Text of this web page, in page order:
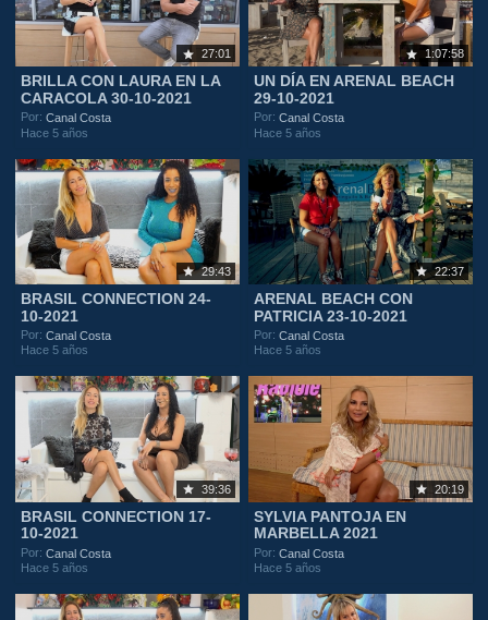
27:01
BRILLA CON LAURA EN LA
CARACOLA 30-10-2021
Por:Canal Costa
Hace 5 años
1:07:58
UN DÍA EN ARENAL BEACH
29-10-2021
Por:Canal Costa
Hace 5 años
29:43
BRASIL CONNECTION 24-
10-2021
Por:Canal Costa
Hace 5 años
22:37
ARENAL BEACH CON
PATRICIA 23-10-2021
Por:Canal Costa
Hace 5 años
39:36
BRASIL CONNECTION 17-
10-2021
Por:Canal Costa
Hace 5 años
20:19
SYLVIA PANTOJA EN
MARBELLA 2021
Por:Canal Costa
Hace 5 años